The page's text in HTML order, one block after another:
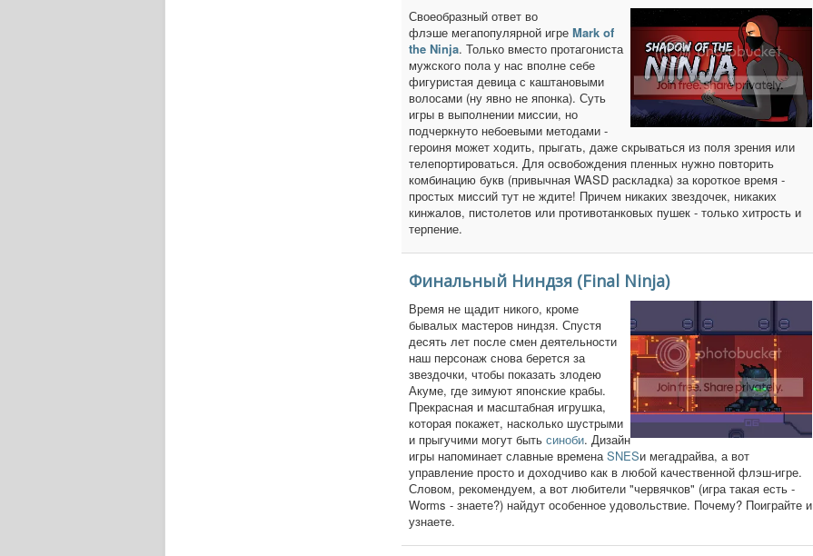
Своеобразный ответ во
флэше мегапопулярной игре Mark of
the Ninja. Только вместо протагониста
мужского пола у нас вполне себе
фигуристая девица с каштановыми
волосами (ну явно не японка). Суть
игры в выполнении миссии, но
подчеркнуто небоевыми методами -
героиня может ходить, прыгать, даже скрываться из поля зрения или
телепортироваться. Для освобождения пленных нужно повторить
комбинацию букв (привычная WASD раскладка) за короткое время -
простых миссий тут не ждите! Причем никаких звездочек, никаких
кинжалов, пистолетов или противотанковых пушек - только хитрость и
терпение.
Финальный Ниндзя (Final Ninja)
Время не щадит никого, кроме
бывалых мастеров ниндзя. Спустя
десять лет после смен деятельности
наш персонаж снова берется за
звездочки, чтобы показать злодею
Акуме, где зимуют японские крабы.
Прекрасная и масштабная игрушка,
которая покажет, насколько шустрыми
и прыгучими могут быть синоби. Дизайн
игры напоминает славные временаSNESи мегадрайва, а вот
управление просто и доходчиво как в любой качественной флэш-игре.
Словом, рекомендуем, а вот любители "червячков" (игра такая есть -
Worms - знаете?) найдут особенное удовольствие. Почему? Поиграйте и
узнаете.